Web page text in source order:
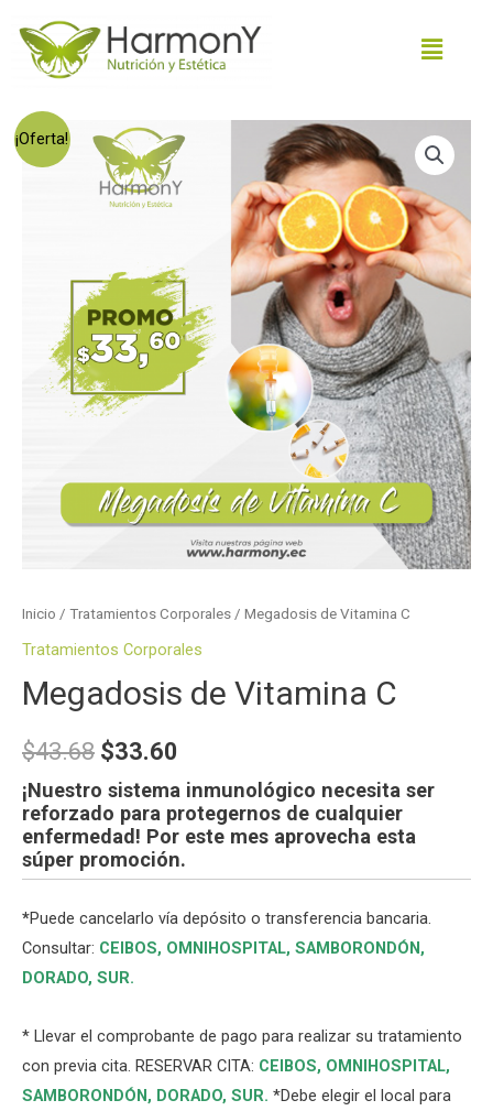
¡Oferta!
Inicio / Tratamientos Corporales / Megadosis de Vitamina C
Tratamientos Corporales
Megadosis de Vitamina C
$43.68 $33.60
¡Nuestro sistema inmunológico necesita ser
reforzado para protegernos de cualquier
enfermedad! Por este mes aprovecha esta
súper promoción.
*Puede cancelarlo vía depósito o transferencia bancaria.
Consultar: CEIBOS, OMNIHOSPITAL, SAMBORONDÓN,
DORADO, SUR.
* Llevar el comprobante de pago para realizar su tratamiento
con previa cita. RESERVAR CITA: CEIBOS, OMNIHOSPITAL,
SAMBORONDÓN, DORADO, SUR. *Debe elegir el local para